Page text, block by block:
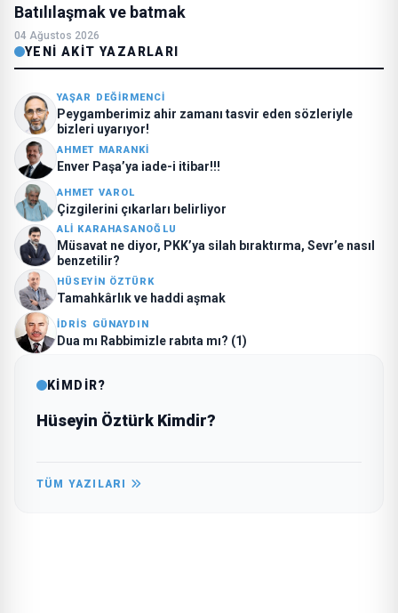
Batılılaşmak ve batmak
04 Ağustos 2026
YENI AKIT YAZARLARI
YAŞAR DEĞIRMENCI
Peygamberimiz ahir zamanı tasvir eden sözleriyle
bizleri uyarıyor!
AHMET MARANKI
Enver Paşa’ya iade-i itibar!!!
AHMET VAROL
Çizgilerini çıkarları belirliyor
ALI KARAHASANOĞLU
Müsavat ne diyor, PKK’ya silah bıraktırma, Sevr’e nasıl
benzetilir?
HÜSEYIN ÖZTÜRK
Tamahkârlık ve haddi aşmak
İDRIS GÜNAYDIN
Dua mı Rabbimizle rabıta mı? (1)
KİMDİR?
Hüseyin Öztürk Kimdir?
TÜM YAZILARI